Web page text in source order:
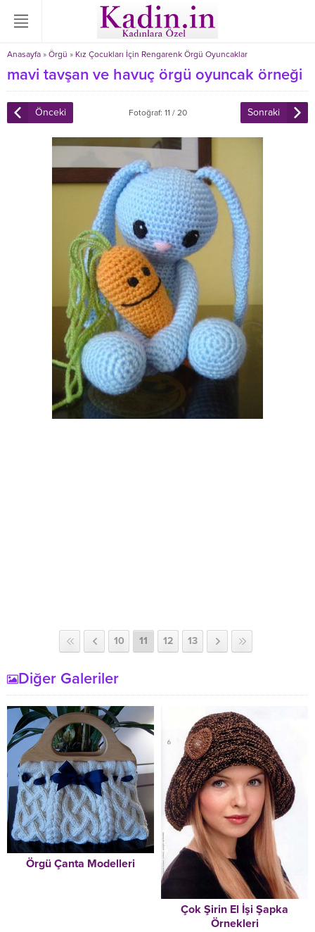
Anasayfa » Örgü » Kız Çocukları İçin Rengarenk Örgü Oyuncaklar
mavi tavşan ve havuç örgü oyuncak örneği
Önceki Fotoğraf: 11 / 20 Sonraki
10 11 12 13
Diğer Galeriler
Örgü Çanta Modelleri
Çok Şirin El İşi Şapka
Örnekleri